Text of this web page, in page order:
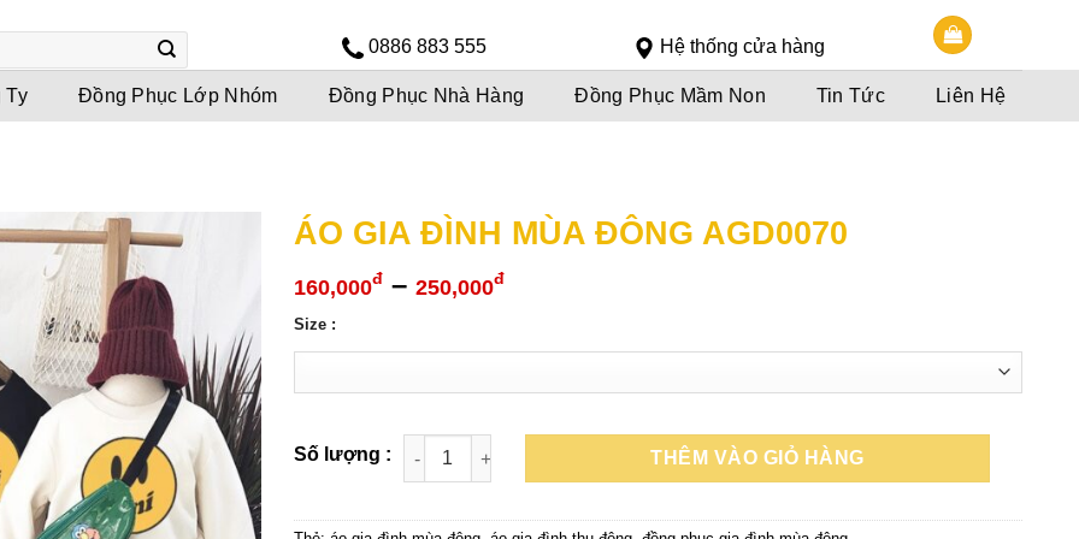
0886 883 555 Hệ thống cửa hàng
Ty Đồng Phục Lớp Nhóm Đồng Phục Nhà Hàng Đồng Phục Mầm Non Tin Tức Liên Hệ
ÁO GIA ĐÌNH MÙA ĐÔNG AGD0070
160,000đ – 250,000đKhoảng
đến
250,000đ
Size :
THÊM VÀO GIỎ HÀNG